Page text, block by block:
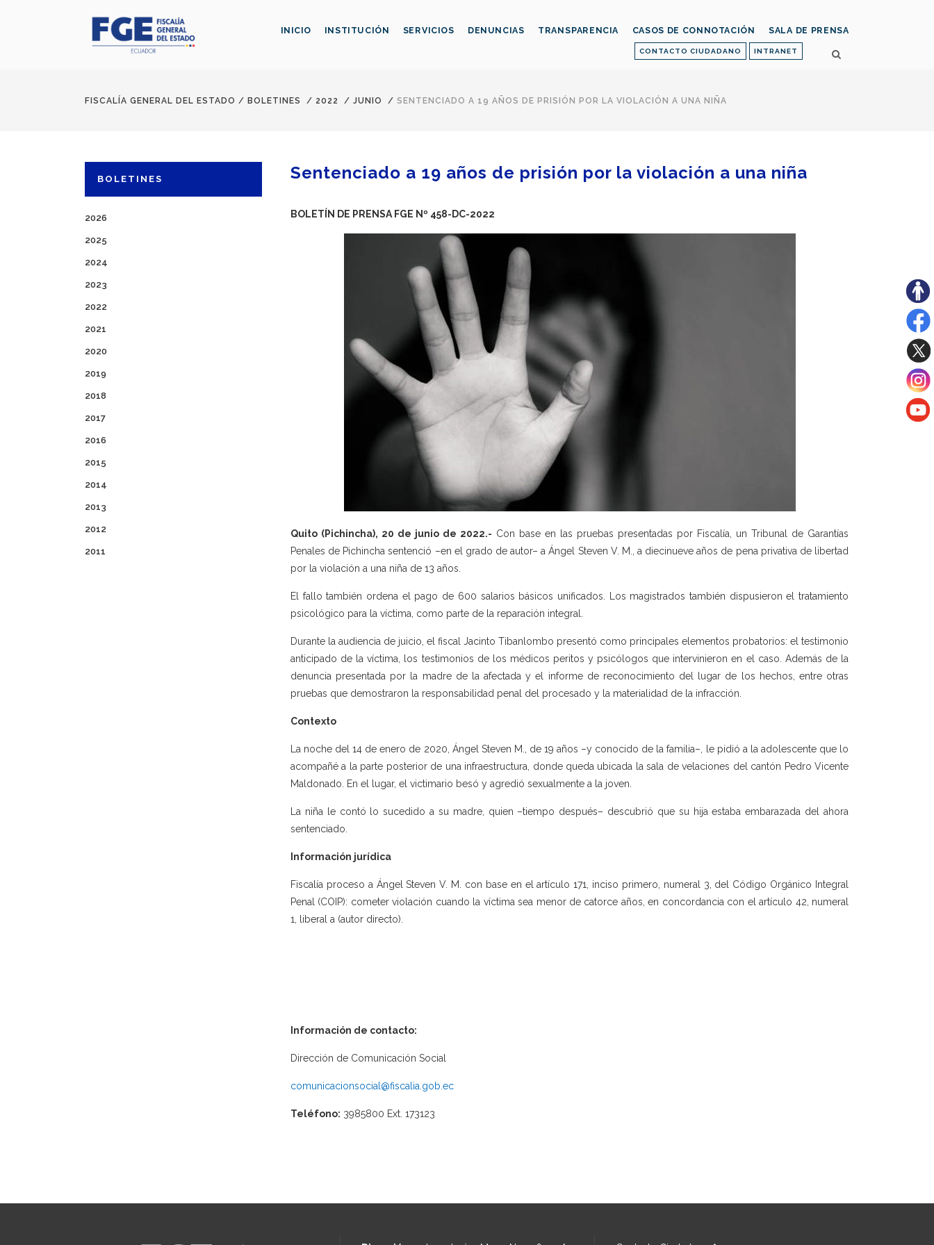
CONTACTO CIUDADANO INTRANET
INICIO INSTITUCIÓN SERVICIOS DENUNCIAS TRANSPARENCIA CASOS DE CONNOTACIÓN SALA DE PRENSA
FISCALÍA GENERAL DEL ESTADO / BOLETINES / 2022 / JUNIO / SENTENCIADO A 19 AÑOS DE PRISIÓN POR LA VIOLACIÓN A UNA NIÑA
BOLETINES
2026
2025
2024
2023
2022
2021
2020
2019
2018
2017
2016
2015
2014
2013
2012
2011
Sentenciado a 19 años de prisión por la violación a una niña
BOLETÍN DE PRENSA FGE Nº 458-DC-2022
Quito (Pichincha), 20 de junio de 2022.- Con base en las pruebas presentadas por Fiscalía, un Tribunal de Garantías
Penales de Pichincha sentenció –en el grado de autor– a Ángel Steven V. M., a diecinueve años de pena privativa de libertad
por la violación a una niña de 13 años.
El fallo también ordena el pago de 600 salarios básicos unificados. Los magistrados también dispusieron el tratamiento
psicológico para la víctima, como parte de la reparación integral.
Durante la audiencia de juicio, el fiscal Jacinto Tibanlombo presentó como principales elementos probatorios: el testimonio
anticipado de la víctima, los testimonios de los médicos peritos y psicólogos que intervinieron en el caso. Además de la
denuncia presentada por la madre de la afectada y el informe de reconocimiento del lugar de los hechos, entre otras
pruebas que demostraron la responsabilidad penal del procesado y la materialidad de la infracción.
Contexto
La noche del 14 de enero de 2020, Ángel Steven M., de 19 años –y conocido de la familia–, le pidió a la adolescente que lo
acompañé a la parte posterior de una infraestructura, donde queda ubicada la sala de velaciones del cantón Pedro Vicente
Maldonado. En el lugar, el victimario besó y agredió sexualmente a la joven.
La niña le contó lo sucedido a su madre, quien –tiempo después– descubrió que su hija estaba embarazada del ahora
sentenciado.
Información jurídica
Fiscalía proceso a Ángel Steven V. M. con base en el artículo 171, inciso primero, numeral 3, del Código Orgánico Integral
Penal (COIP): cometer violación cuando la víctima sea menor de catorce años, en concordancia con el artículo 42, numeral
1, liberal a (autor directo).
Información de contacto:
Dirección de Comunicación Social
comunicacionsocial@fiscalia.gob.ec
Teléfono: 3985800 Ext. 173123